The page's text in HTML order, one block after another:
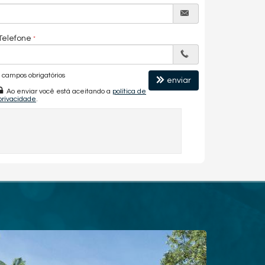
campos obrigatórios
Ao enviar você está aceitando a política de
enviar